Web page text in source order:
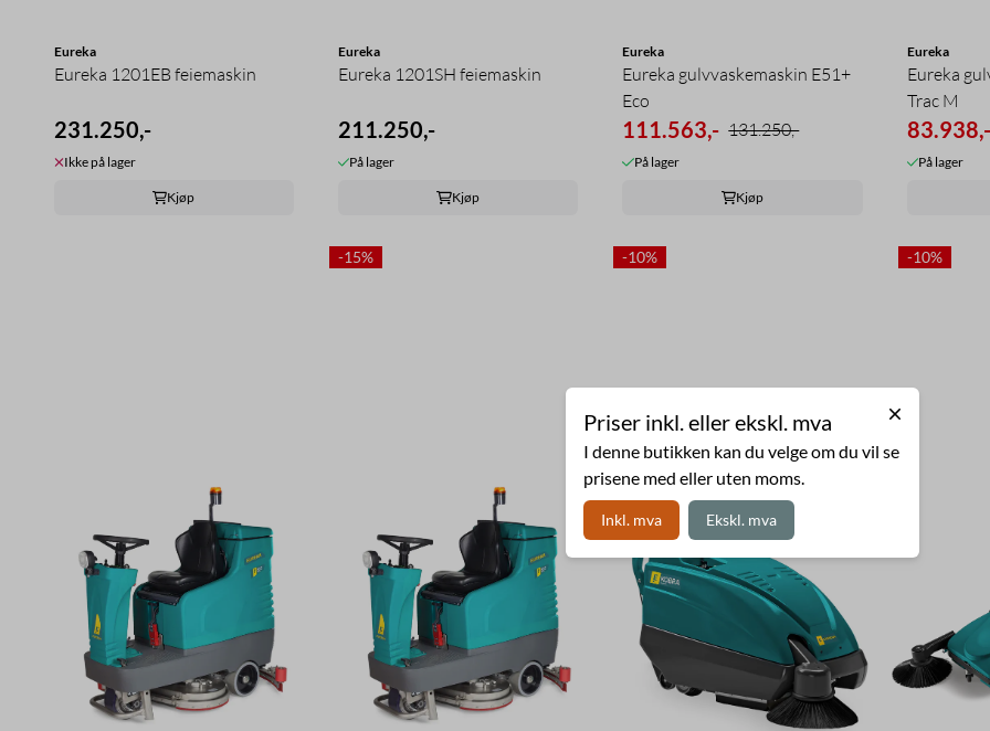
Eureka
Eureka 1201EB feiemaskin
231.250,-
Ikke på lager
Kjøp
Eureka
Eureka 1201SH feiemaskin
211.250,-
På lager
Kjøp
Eureka
Eureka gulvvaskemaskin E51+
Eco
111.563,- 131.250,-
På lager
Kjøp
Eureka
Eureka
Trac M
83.938,-
På lager
-15% -10% -10%
Priser inkl. eller ekskl. mva
I denne butikken kan du velge om du vil se
prisene med eller uten moms.
Inkl. mva Ekskl. mva